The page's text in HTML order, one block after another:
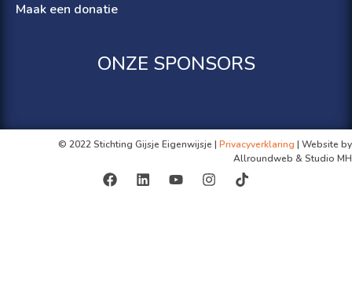
Maak een donatie
ONZE SPONSORS
© 2022 Stichting Gijsje Eigenwijsje | Privacyverklaring | Website by
Allroundweb & Studio MH